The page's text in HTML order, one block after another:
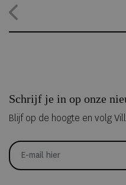
hele jaar geopend, waardoor
Schrijf je in op onze
Blijf op de hoogte en volg